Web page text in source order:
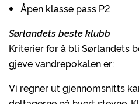
Åpen klasse pass P2
Sørlandets beste klubb
Kriterier for å bli Sørlandets
gjeve vandrepokalen er:
Vi regner ut gjennomsnitts